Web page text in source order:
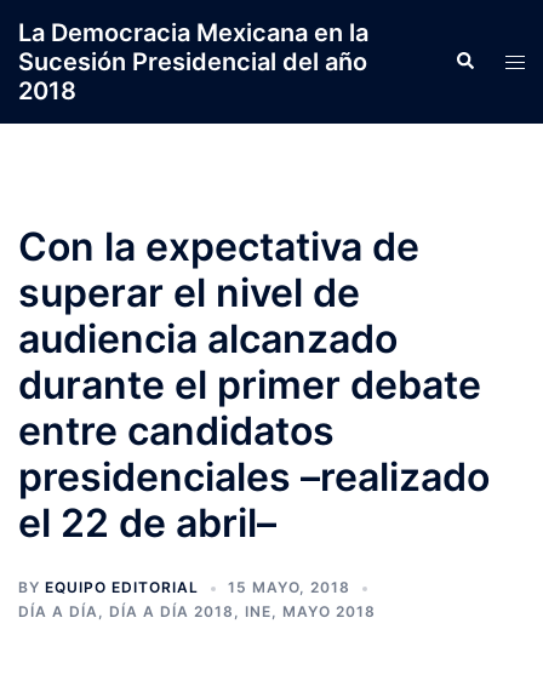
contenido
La Democracia Mexicana en la
Sucesión Presidencial del año
2018
Search
Con la expectativa de
superar el nivel de
audiencia alcanzado
durante el primer debate
entre candidatos
presidenciales –realizado
el 22 de abril–
BY EQUIPO EDITORIAL
15 MAYO, 2018
DÍA A DÍA, DÍA A DÍA 2018 , INE, MAYO 2018